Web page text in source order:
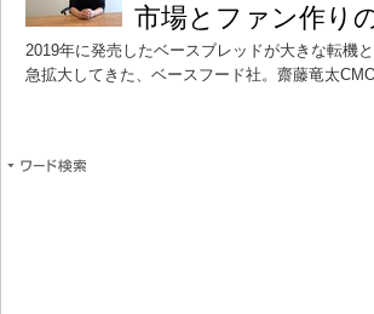
市場とファン作り
2019年に発売したベースブレッドが大きな転機
急拡大してきた、ベースフード社。齋藤竜太